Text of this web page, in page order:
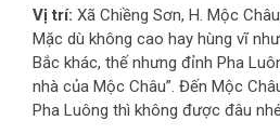
Vị trí: Xã Chiềng Sơn, H. Mộc
Mặc dù không cao hay hùng vĩ
Bắc khác, thế nhưng đỉnh Pha
nhà của Mộc Châu”. Đến Mộc
Pha Luông thì không được đâu